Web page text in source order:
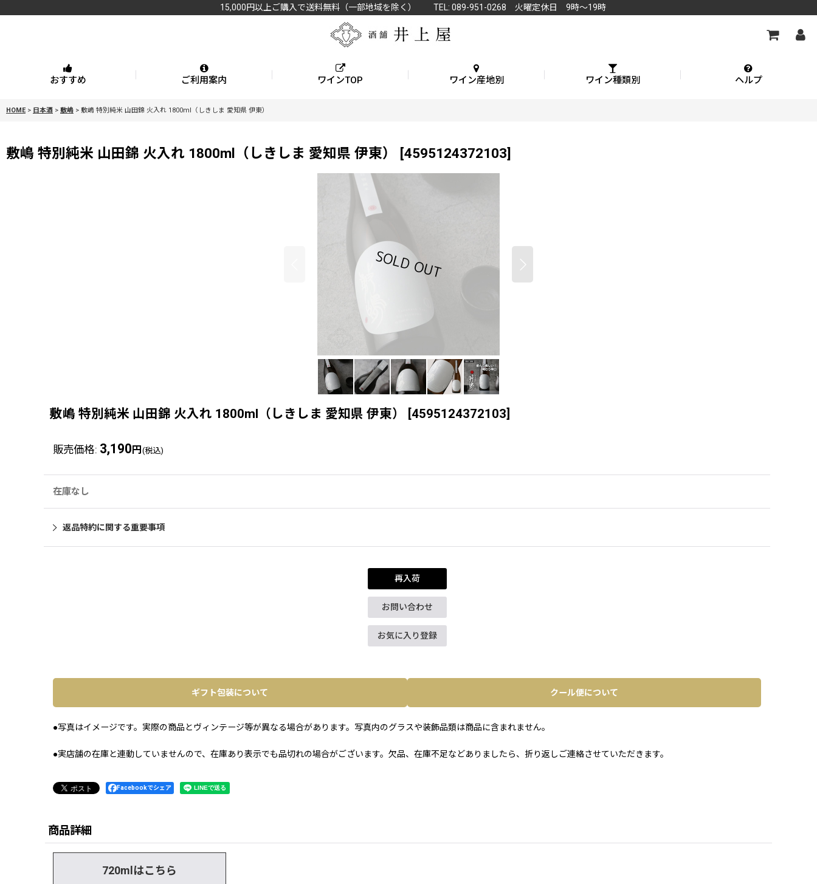
15,000円以上ご購入で送料無料（一部地域を除く） TEL: 089-951-0268 火曜定休日 9時～19時
おすすめ ご利用案内 ワインTOP ワイン産地別 ワイン種類別 ヘルプ
HOME > 日本酒 > 敷嶋 > 敷嶋 特別純米 山田錦 火入れ 1800ml（しきしま 愛知県 伊東）
敷嶋 特別純米 山田錦 火入れ 1800ml（しきしま 愛知県 伊東） [4595124372103]
敷嶋 特別純米 山田錦 火入れ 1800ml（しきしま 愛知県 伊東） [4595124372103]
販売価格: 3,190 円 (税込)
在庫なし
返品特約に関する重要事項
再入荷
お問い合わせ
お気に入り登録
ギフト包装について クール便について
●写真はイメージです。実際の商品とヴィンテージ等が異なる場合があります。写真内のグラスや装飾品類は商品に含まれません。
●実店舗の在庫と連動していませんので、在庫あり表示でも品切れの場合がございます。欠品、在庫不足などありましたら、折り返しご連絡させていただきます。
Facebookでシェア
商品詳細
720mlはこちら